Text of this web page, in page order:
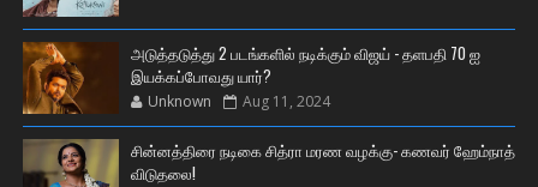
அடுத்தடுத்து 2 படங்களில் நடிக்கும் விஜய் - தளபதி 70 ஐ
இயக்கப்போவது யார்?
Unknown Aug 11, 2024
சின்னத்திரை நடிகை சித்ரா மரண வழக்கு- கணவர் ஹேம்நாத்
விடுதலை!